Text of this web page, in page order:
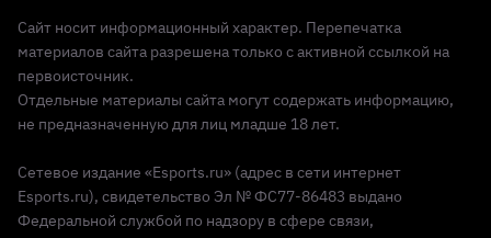
Сайт носит информационный характер. Перепечатка
материалов сайта разрешена только с активной ссылкой на
первоисточник.
Отдельные материалы сайта могут содержать информацию,
не предназначенную для лиц младше 18 лет.
Сетевое издание «Esports.ru» (адрес в сети интернет
Esports.ru), свидетельство Эл № ФС77-86483 выдано
Федеральной службой по надзору в сфере связи,